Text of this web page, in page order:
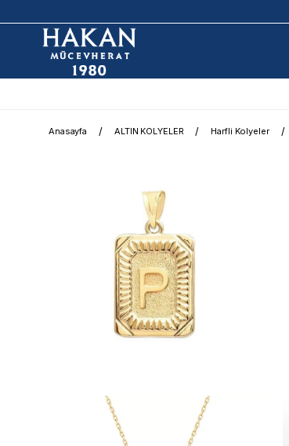
Anasayfa ALTIN KOLYELER Harfli Kolyeler